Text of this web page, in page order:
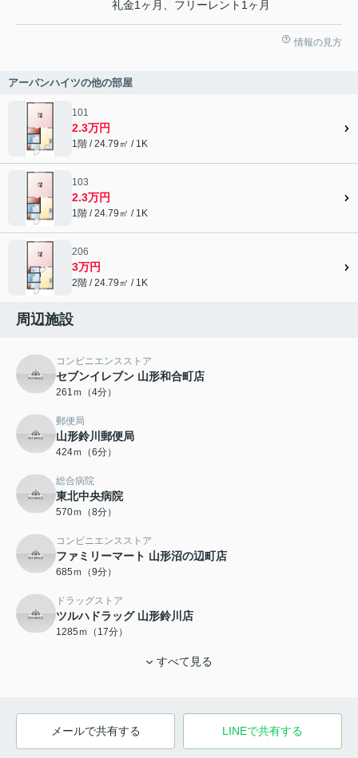
礼金1ヶ月、フリーレント1ヶ月
情報の見方
アーバンハイツの他の部屋
101
2.3万円
1階 / 24.79㎡ / 1K
103
2.3万円
1階 / 24.79㎡ / 1K
206
3万円
2階 / 24.79㎡ / 1K
周辺施設
コンビニエンスストア
セブンイレブン 山形和合町店
261ｍ（4分）
郵便局
山形鈴川郵便局
424ｍ（6分）
総合病院
東北中央病院
570ｍ（8分）
コンビニエンスストア
ファミリーマート 山形沼の辺町店
685ｍ（9分）
ドラッグストア
ツルハドラッグ 山形鈴川店
1285ｍ（17分）
すべて見る
メールで共有する LINEで共有する